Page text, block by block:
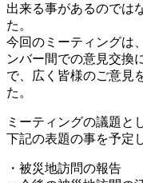
出来る事があるのでは
た。
今回のミーティングは
ンバー間での意見交換
で、広く皆様のご意見
た。
ミーティングの議題と
下記の表題の事を予定
・被災地訪問の報告